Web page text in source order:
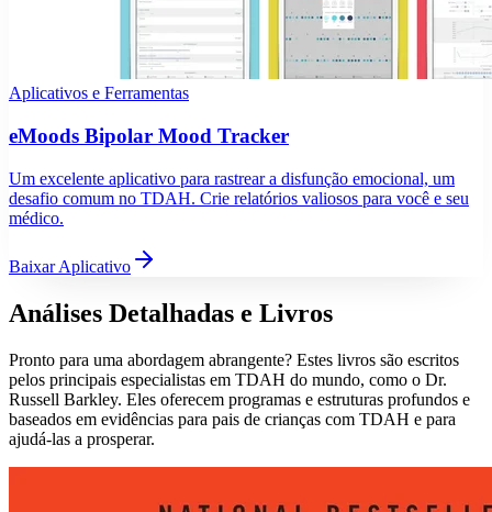
Aplicativos e Ferramentas
eMoods Bipolar Mood Tracker
Um excelente aplicativo para rastrear a disfunção emocional, um
desafio comum no TDAH. Crie relatórios valiosos para você e seu
médico.
Baixar Aplicativo
Análises Detalhadas e Livros
Pronto para uma abordagem abrangente? Estes livros são escritos
pelos principais especialistas em TDAH do mundo, como o Dr.
Russell Barkley. Eles oferecem programas e estruturas profundos e
baseados em evidências para pais de crianças com TDAH e para
ajudá-las a prosperar.